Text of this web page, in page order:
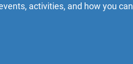
activities, and how you can